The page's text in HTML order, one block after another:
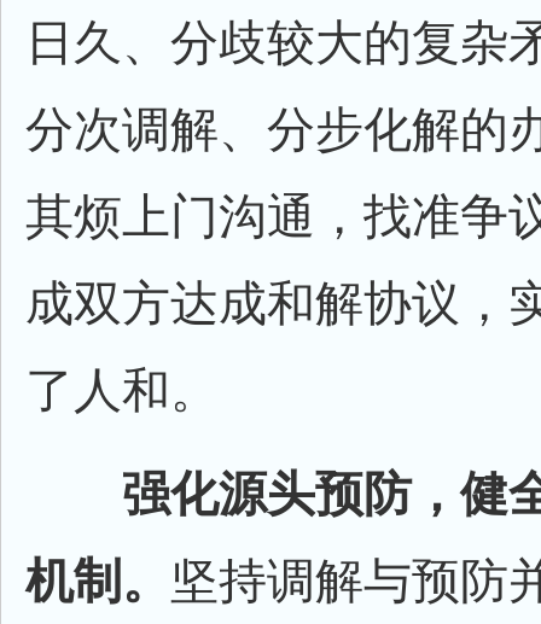
日久、分歧较大的复杂
分次调解、分步化解的
其烦上门沟通，找准争
成双方达成和解协议，
了人和。
强化源头预防，健
机制。 坚持调解与预防